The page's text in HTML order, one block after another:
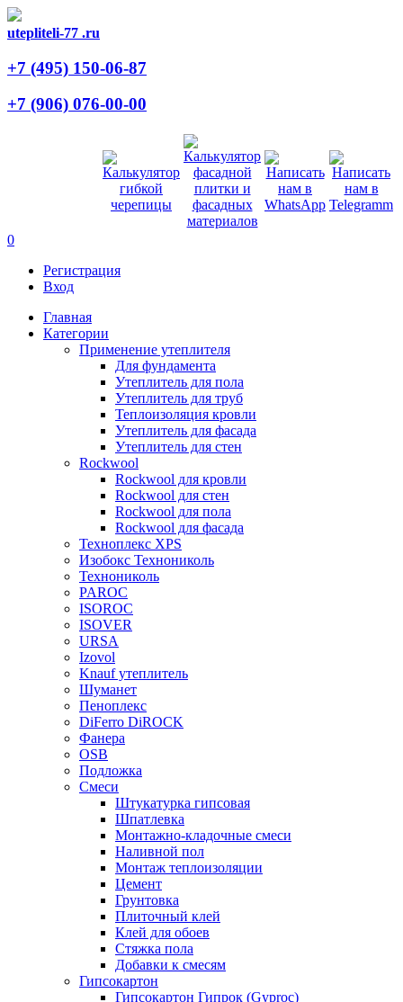
utepliteli-77 .ru
+7 (495) 150-06-87
+7 (906) 076-00-00
0
Регистрация
Вход
Главная
Категории
Применение утеплителя
Для фундамента
Утеплитель для пола
Утеплитель для труб
Теплоизоляция кровли
Утеплитель для фасада
Утеплитель для стен
Rockwool
Rockwool для кровли
Rockwool для стен
Rockwool для пола
Rockwool для фасада
Техноплекс XPS
Изобокс Технониколь
Технониколь
PAROC
ISOROC
ISOVER
URSA
Izovol
Knauf утеплитель
Шуманет
Пеноплекс
DiFerro DiROCK
Фанера
OSB
Подложка
Смеси
Штукатурка гипсовая
Шпатлевка
Монтажно-кладочные смеси
Наливной пол
Монтаж теплоизоляции
Цемент
Грунтовка
Плиточный клей
Клей для обоев
Стяжка пола
Добавки к смесям
Гипсокартон
Гипсокартон Гипрок (Gyproc)